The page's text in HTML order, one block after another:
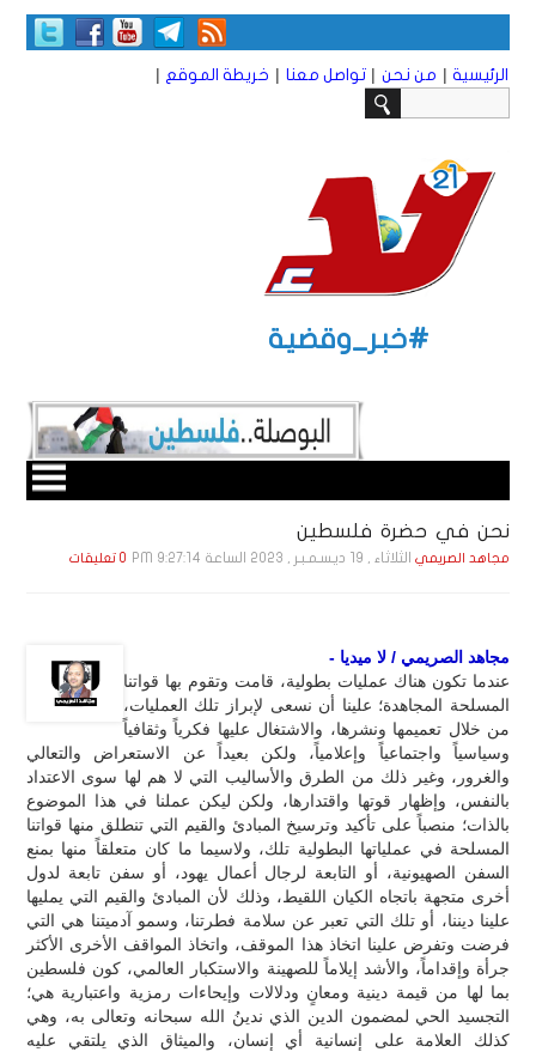
الرئيسية | من نحن | تواصل معنا | خريطة الموقع |
#خبر_وقضية
نحن في حضرة فلسطين
مجاهد الصريمي الثلاثاء , 19 ديـسـمـبـر , 2023 الساعة 9:27:14 PM 0 تعليقات
مجاهد الصريمي / لا ميديا -
عندما تكون هناك عمليات بطولية، قامت وتقوم بها قواتنا
المسلحة المجاهدة؛ علينا أن نسعى لإبراز تلك العمليات،
من خلال تعميمها ونشرها، والاشتغال عليها فكرياً وثقافياً
وسياسياً واجتماعياً وإعلامياً، ولكن بعيداً عن الاستعراض والتعالي
والغرور، وغير ذلك من الطرق والأساليب التي لا هم لها سوى الاعتداد
بالنفس، وإظهار قوتها واقتدارها، ولكن ليكن عملنا في هذا الموضوع
بالذات؛ منصباً على تأكيد وترسيخ المبادئ والقيم التي تنطلق منها قواتنا
المسلحة في عملياتها البطولية تلك، ولاسيما ما كان متعلقاً منها بمنع
السفن الصهيونية، أو التابعة لرجال أعمال يهود، أو سفن تابعة لدول
أخرى متجهة باتجاه الكيان اللقيط، وذلك لأن المبادئ والقيم التي يمليها
علينا ديننا، أو تلك التي تعبر عن سلامة فطرتنا، وسمو آدميتنا هي التي
فرضت وتفرض علينا اتخاذ هذا الموقف، واتخاذ المواقف الأخرى الأكثر
جرأة وإقداماً، والأشد إيلاماً للصهينة والاستكبار العالمي، كون فلسطين
بما لها من قيمة دينية ومعانٍ ودلالات وإيحاءات رمزية واعتبارية هي؛
التجسيد الحي لمضمون الدين الذي ندينُ الله سبحانه وتعالى به، وهي
كذلك العلامة على إنسانية أي إنسان، والميثاق الذي يلتقي عليه